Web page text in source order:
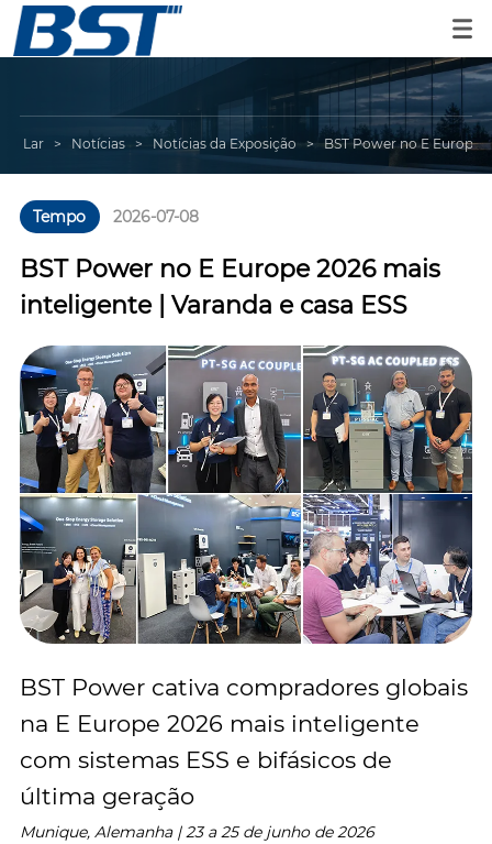
Lar > Notícias > Notícias da Exposição > BST Power no E Europe
Tempo 2026-07-08
BST Power no E Europe 2026 mais
inteligente | Varanda e casa ESS
BST Power cativa compradores globais
na E Europe 2026 mais inteligente
com sistemas ESS e bifásicos de
última geração
Munique, Alemanha | 23 a 25 de junho de 2026